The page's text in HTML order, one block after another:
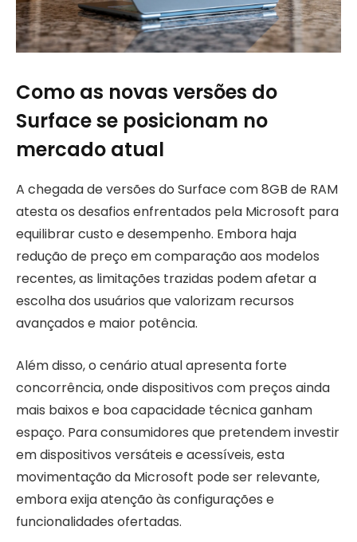
Como as novas versões do
Surface se posicionam no
mercado atual
A chegada de versões do Surface com 8GB de RAM
atesta os desafios enfrentados pela Microsoft para
equilibrar custo e desempenho. Embora haja
redução de preço em comparação aos modelos
recentes, as limitações trazidas podem afetar a
escolha dos usuários que valorizam recursos
avançados e maior potência.
Além disso, o cenário atual apresenta forte
concorrência, onde dispositivos com preços ainda
mais baixos e boa capacidade técnica ganham
espaço. Para consumidores que pretendem investir
em dispositivos versáteis e acessíveis, esta
movimentação da Microsoft pode ser relevante,
embora exija atenção às configurações e
funcionalidades ofertadas.